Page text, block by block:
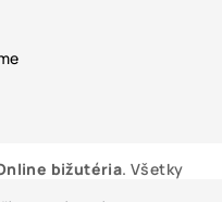
bižutéria. Všetky